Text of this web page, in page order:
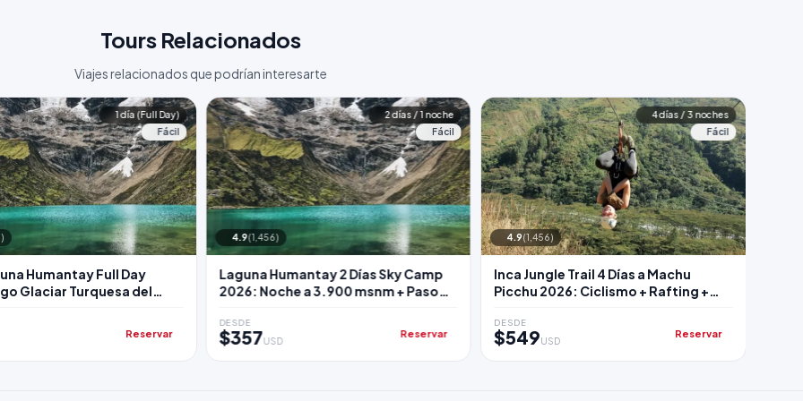
Tours Relacionados
Viajes relacionados que podrían interesarte
1 día (Full Day)
Fácil
Humantay Full Day
Glaciar Turquesa del
Reservar
2 días / 1 noche
Fácil
4.9(1,456)
Laguna Humantay 2 Días Sky Camp
2026: Noche a 3.900 msnm + Paso
DESDE
$357USD
Reservar
4 días / 3 noches
Fácil
4.9(1,456)
Inca Jungle Trail 4 Días a Machu
Picchu 2026: Ciclismo + Rafting +
DESDE
$549USD
Reservar